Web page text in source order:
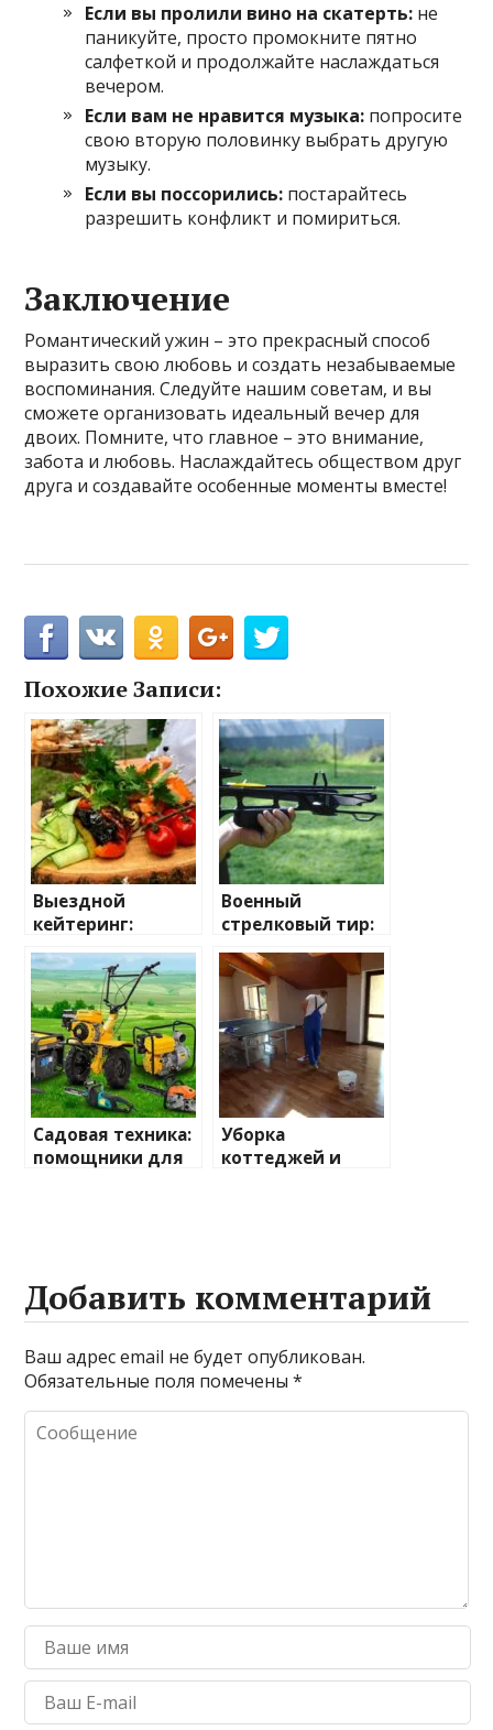
Если вы пролили вино на скатерть: не
паникуйте, просто промокните пятно
салфеткой и продолжайте наслаждаться
вечером.
Если вам не нравится музыка: попросите
свою вторую половинку выбрать другую
музыку.
Если вы поссорились: постарайтесь
разрешить конфликт и помириться.
Заключение
Романтический ужин – это прекрасный способ
выразить свою любовь и создать незабываемые
воспоминания. Следуйте нашим советам, и вы
сможете организовать идеальный вечер для
двоих. Помните, что главное – это внимание,
забота и любовь. Наслаждайтесь обществом друг
друга и создавайте особенные моменты вместе!
Похожие Записи:
Выездной
кейтеринг:
Идеальное
решение для
любого
мероприятия
Военный
стрелковый тир:
развлечение и
тренировка в
одном
Садовая техника:
помощники для
Уборка
коттеджей и
Добавить комментарий
Ваш адрес email не будет опубликован.
Обязательные поля помечены*